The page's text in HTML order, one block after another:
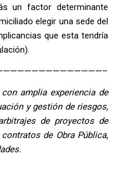
un factor determinante
elegir una sede del
que esta tendría
amplia experiencia de
y gestión de riesgos,
de proyectos de
de Obra Pública,